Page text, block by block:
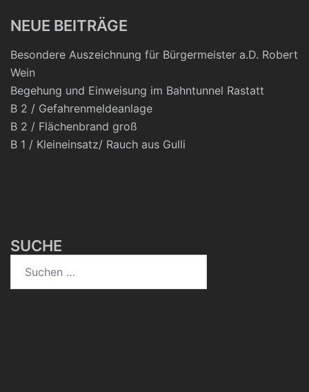
NEUE BEITRÄGE
Besondere Auszeichnung für Bürgermeister a.D. Robert
Wein
Begehung und Einweisung im Bahntunnel Rastatt
B 2 / Gefahrenmeldeanlage
B 2 / Flächenbrand groß
B 1 / Kleineinsatz/ Rauch aus Gulli
SUCHE